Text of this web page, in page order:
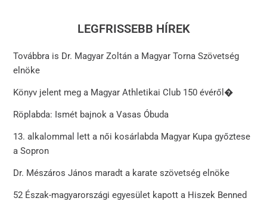
LEGFRISSEBB HÍREK
Továbbra is Dr. Magyar Zoltán a Magyar Torna Szövetség
elnöke
Könyv jelent meg a Magyar Athletikai Club 150 évéről�
Röplabda: Ismét bajnok a Vasas Óbuda
13. alkalommal lett a női kosárlabda Magyar Kupa győztese
a Sopron
Dr. Mészáros János maradt a karate szövetség elnöke
52 Észak-magyarországi egyesület kapott a Hiszek Benned